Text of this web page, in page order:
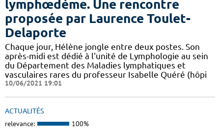
lymphœdème. Une rencontre
proposée par Laurence Toulet-
Delaporte
Chaque jour, Hélène jongle entre deux postes. Son
après-midi est dédié à l'unité de Lymphologie au sein
du Département des Maladies lymphatiques et
vasculaires rares du professeur Isabelle Quéré (hôpi
10/06/2021 19:01
ACTUALITÉS
relevance: 100%